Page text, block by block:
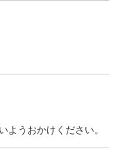
うおかけください。